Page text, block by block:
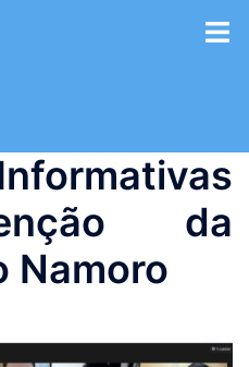
da
Namoro